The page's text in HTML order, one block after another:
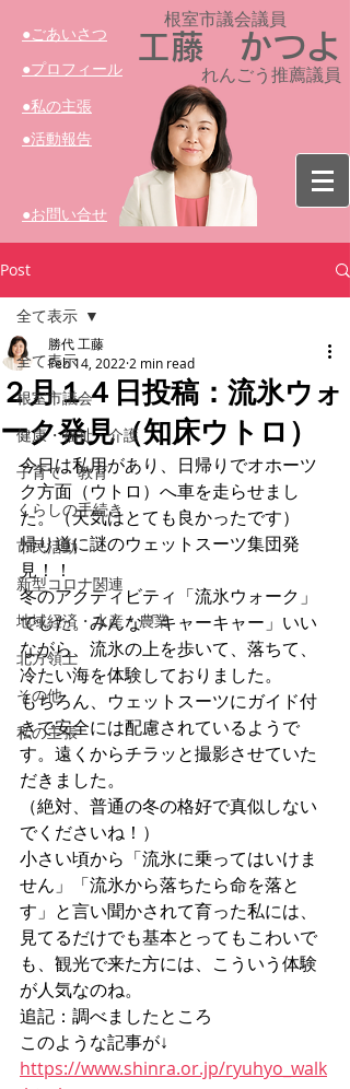
​●ごあいさつ
​●プロフィール
​●活動報告
​●私の主張
​●お問い合せ
工藤 かつよ
根室市議会議員​
れんごう推薦議員
Post
全て表示
根室市議会
健康・福祉・介護
子育て・教育
くらしの手続き
市民活動
新型コロナ関連
地域経済・水産・農業
北方領土
その他
私の主張
全て表示
２月１４日投稿：流氷ウォ
ーク発見（知床ウトロ）
勝代 工藤
Feb 14, 2022 2 min read
今日は私用があり、日帰りでオホーツ
ク方面（ウトロ）へ車を走らせまし
た。（天気はとても良かったです）
帰り道に謎のウェットスーツ集団発
見！！
冬のアクティビティ「流氷ウォーク」
でした。みんな「キャーキャー」いい
ながら、流氷の上を歩いて、落ちて、
冷たい海を体験しておりました。
もちろん、ウェットスーツにガイド付
きで安全には配慮されているようで
す。遠くからチラッと撮影させていた
だきました。
（絶対、普通の冬の格好で真似しない
でくださいね！）
小さい頃から「流氷に乗ってはいけま
せん」「流氷から落ちたら命を落と
す」と言い聞かされて育った私には、
見てるだけでも基本とってもこわいで
も、観光で来た方には、こういう体験
が人気なのね。
追記：調べましたところ
このような記事が↓
https://www.shinra.or.jp/ryuhyo_walk